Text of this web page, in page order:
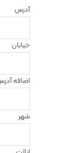
آدرس
خیابان
اضافه
شهر